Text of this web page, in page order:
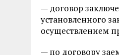
— договор
установленного
осуществлением
— по договору